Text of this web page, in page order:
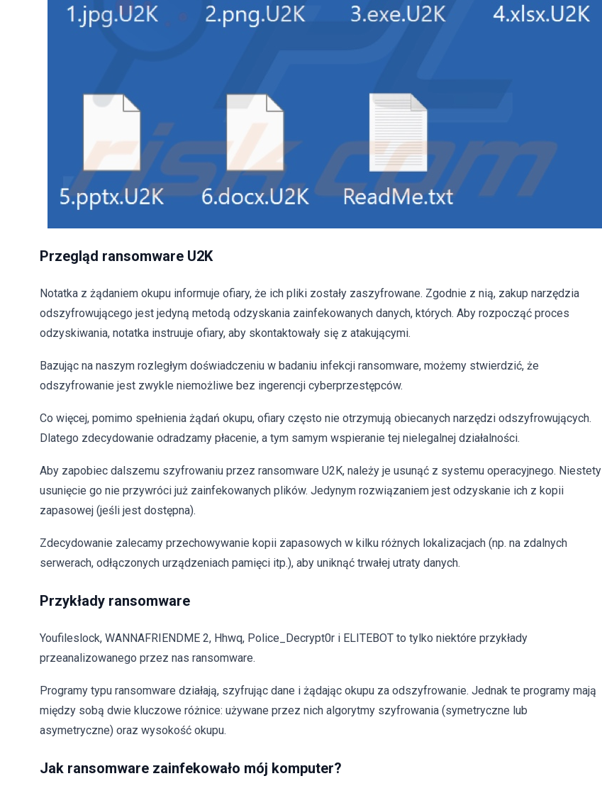
Przegląd ransomware U2K
Notatka z żądaniem okupu informuje ofiary, że ich pliki zostały zaszyfrowane. Zgodnie z nią, zakup narzędzia
odszyfrowującego jest jedyną metodą odzyskania zainfekowanych danych, których. Aby rozpocząć proces
odzyskiwania, notatka instruuje ofiary, aby skontaktowały się z atakującymi.
Bazując na naszym rozległym doświadczeniu w badaniu infekcji ransomware, możemy stwierdzić, że
odszyfrowanie jest zwykle niemożliwe bez ingerencji cyberprzestępców.
Co więcej, pomimo spełnienia żądań okupu, ofiary często nie otrzymują obiecanych narzędzi odszyfrowujących.
Dlatego zdecydowanie odradzamy płacenie, a tym samym wspieranie tej nielegalnej działalności.
Aby zapobiec dalszemu szyfrowaniu przez ransomware U2K, należy je usunąć z systemu operacyjnego. Niestety
usunięcie go nie przywróci już zainfekowanych plików. Jedynym rozwiązaniem jest odzyskanie ich z kopii
zapasowej (jeśli jest dostępna).
Zdecydowanie zalecamy przechowywanie kopii zapasowych w kilku różnych lokalizacjach (np. na zdalnych
serwerach, odłączonych urządzeniach pamięci itp.), aby uniknąć trwałej utraty danych.
Przykłady ransomware
Youfileslock, WANNAFRIENDME 2, Hhwq, Police_Decrypt0r i ELITEBOT to tylko niektóre przykłady
przeanalizowanego przez nas ransomware.
Programy typu ransomware działają, szyfrując dane i żądając okupu za odszyfrowanie. Jednak te programy mają
między sobą dwie kluczowe różnice: używane przez nich algorytmy szyfrowania (symetryczne lub
asymetryczne) oraz wysokość okupu.
Jak ransomware zainfekowało mój komputer?